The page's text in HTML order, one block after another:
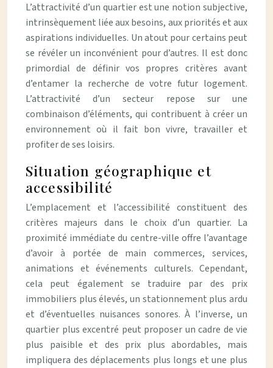
L’attractivité d’un quartier est une notion subjective,
intrinsèquement liée aux besoins, aux priorités et aux
aspirations individuelles. Un atout pour certains peut
se révéler un inconvénient pour d’autres. Il est donc
primordial de définir vos propres critères avant
d’entamer la recherche de votre futur logement.
L’attractivité d’un secteur repose sur une
combinaison d’éléments, qui contribuent à créer un
environnement où il fait bon vivre, travailler et
profiter de ses loisirs.
Situation géographique et
accessibilité
L’emplacement et l’accessibilité constituent des
critères majeurs dans le choix d’un quartier. La
proximité immédiate du centre-ville offre l’avantage
d’avoir à portée de main commerces, services,
animations et événements culturels. Cependant,
cela peut également se traduire par des prix
immobiliers plus élevés, un stationnement plus ardu
et d’éventuelles nuisances sonores. À l’inverse, un
quartier plus excentré peut proposer un cadre de vie
plus paisible et des prix plus abordables, mais
impliquera des déplacements plus longs et une plus